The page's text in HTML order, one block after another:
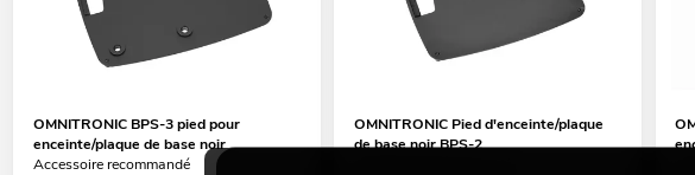
OMNITRONIC BPS-3 pied pour
enceinte/plaque de base noir
Accessoire recommandé
OMNITRONIC Pied d'enceinte/plaque
de base noir BPS-2